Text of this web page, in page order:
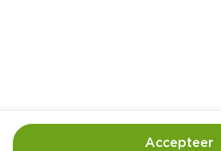
Ingrediënten
Accepteer